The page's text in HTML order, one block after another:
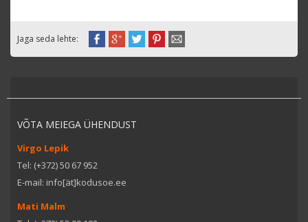
Jaga seda lehte:
VÕTA MEIEGA ÜHENDUST
Virgo Lepik
Tel: (+372) 50 67 952
E-mail: info[ät]kodusoe.ee
Mati Malm